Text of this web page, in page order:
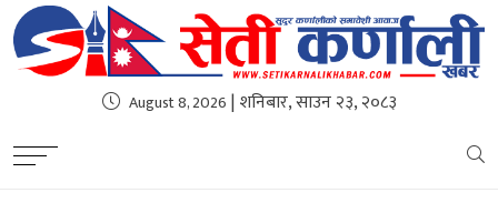
August 8, 2026 | शनिबार, साउन २३, २०८३